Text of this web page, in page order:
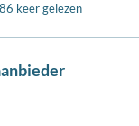
keer gelezen